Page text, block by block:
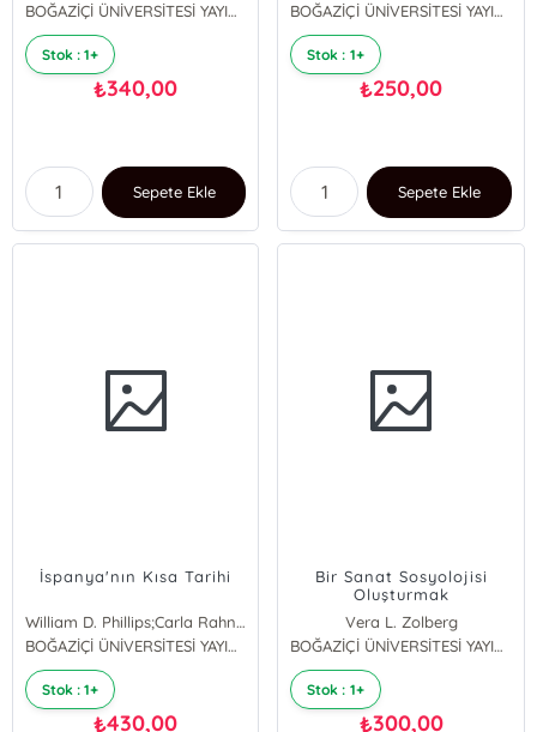
BOĞAZİÇİ ÜNİVERSİTESİ YAYINEVİ
Stok : 1+
₺340,00
Sepete Ekle
BOĞAZİÇİ ÜNİVERSİTESİ YAYINEVİ
Stok : 1+
₺250,00
Sepete Ekle
İspanya'nın Kısa Tarihi
William D. Phillips;Carla Rahn Phillips
BOĞAZİÇİ ÜNİVERSİTESİ YAYINEVİ
Stok : 1+
₺430,00
Bir Sanat Sosyolojisi
Oluşturmak
Vera L. Zolberg
BOĞAZİÇİ ÜNİVERSİTESİ YAYINEVİ
Stok : 1+
₺300,00